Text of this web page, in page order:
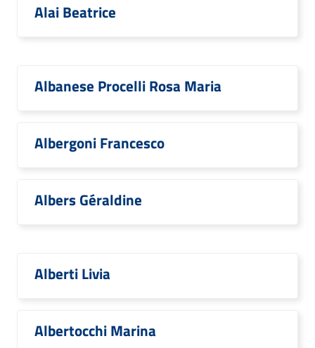
Alai Beatrice
Albanese Procelli Rosa Maria
Albergoni Francesco
Albers Géraldine
Alberti Livia
Albertocchi Marina